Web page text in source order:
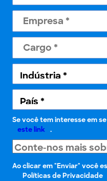
Se você tem interesse em
este link .
Ao clicar em "Enviar" você
Políticas de Privacidade